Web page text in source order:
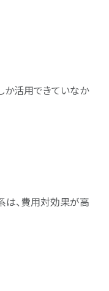
か活用できていなか
は、費用対効果が高